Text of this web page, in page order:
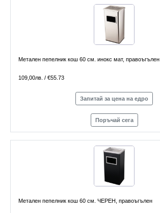
Метален пепелник кош 60 см. инокс мат, правоъгълен
109,00лв. / €55.73
Запитай за цена на едро
Поръчай сега
Метален пепелник кош 60 см. ЧЕРЕН, правоъгълен